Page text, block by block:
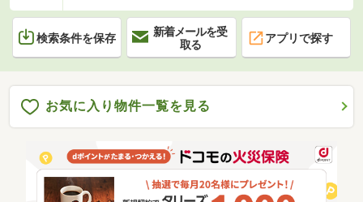
検索条件を保存
新着メールを受
取る
アプリで探す
お気に入り物件一覧を見る